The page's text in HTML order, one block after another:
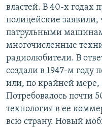
властей. В 40-х годах
полицейские заявили,
патрульными
многочисленные
радиолюбители. В
создали в 1947-м
или, по крайней мере,
Потребовалось почти
технология в ее
всю страну. Новый